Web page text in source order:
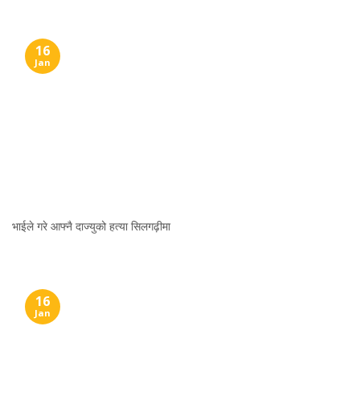
भाईले गरे आफ्नै दाज्युको हत्या सिलगढ़ीमा
16
Jan
16
Jan